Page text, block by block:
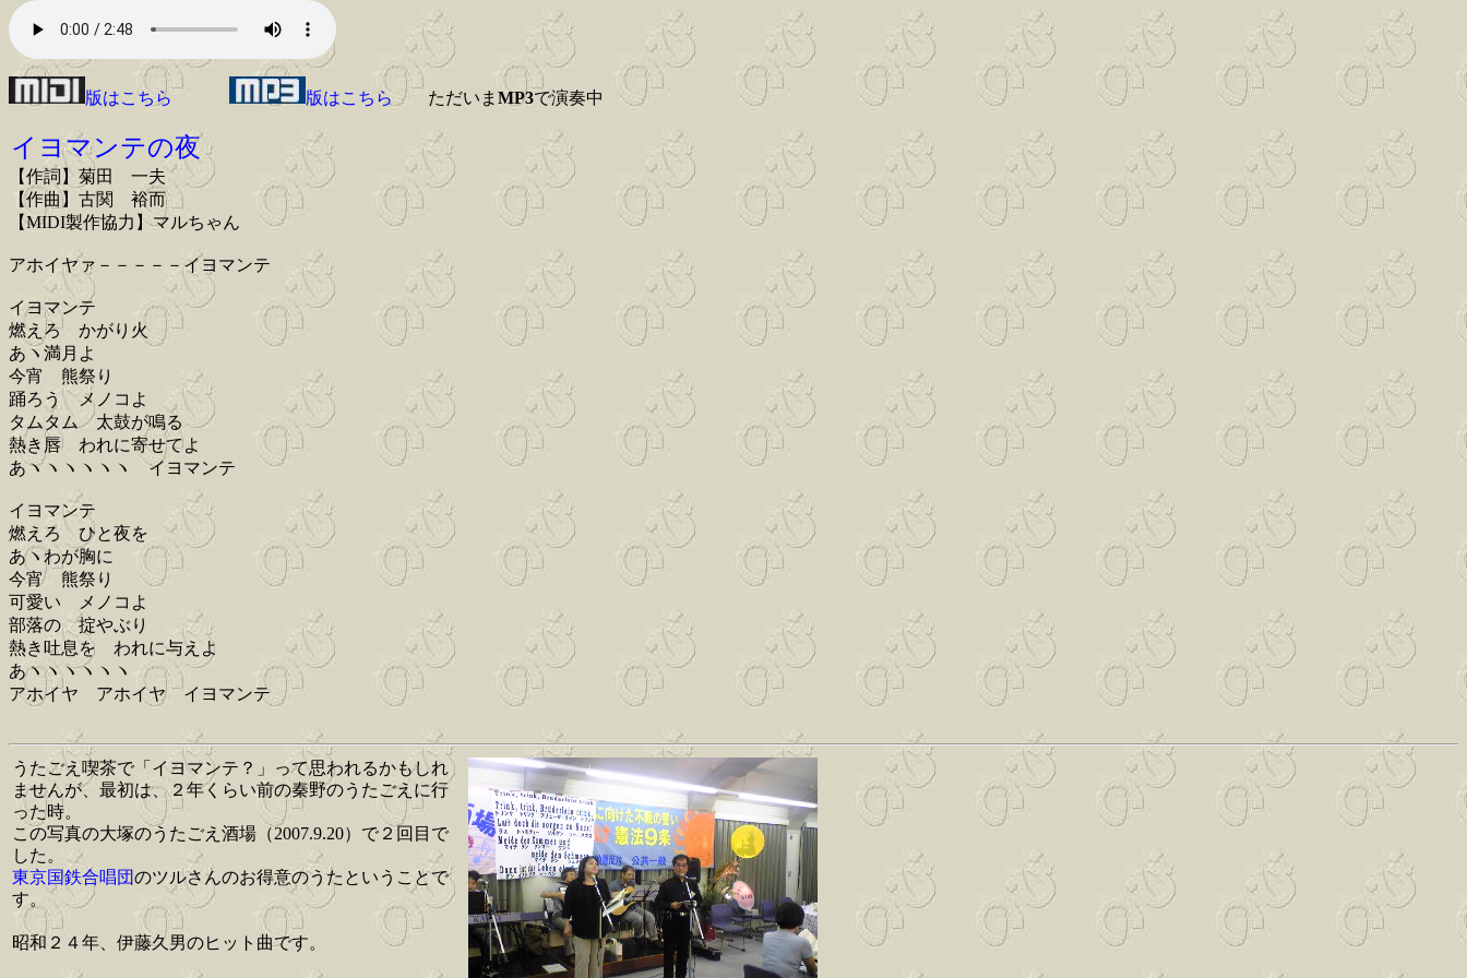
版はこちら 版はこちらただいま MP3で演奏中
イヨマンテの夜
【作詞】菊田 一夫
【作曲】古関 裕而
【MIDI製作協力】マルちゃん
アホイヤァ－－－－－イヨマンテ
イヨマンテ
燃えろ かがり火
あヽ満月よ
今宵 熊祭り
踊ろう メノコよ
タムタム 太鼓が鳴る
熱き唇 われに寄せてよ
あヽヽヽヽヽヽ イヨマンテ
イヨマンテ
燃えろ ひと夜を
あヽわが胸に
今宵 熊祭り
可愛い メノコよ
部落の 掟やぶり
熱き吐息を われに与えよ
あヽヽヽヽヽヽ
アホイヤ アホイヤ イヨマンテ
うたごえ喫茶で「イヨマンテ？」って思われるかもしれ
ませんが、最初は、２年くらい前の秦野のうたごえに行
った時。
この写真の大塚のうたごえ酒場（2007.9.20）で２回目で
した。
東京国鉄合唱団のツルさんのお得意のうたということで
す。
昭和２４年、伊藤久男のヒット曲です。